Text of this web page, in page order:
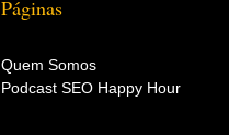
Páginas
Quem Somos
Podcast SEO Happy Hour